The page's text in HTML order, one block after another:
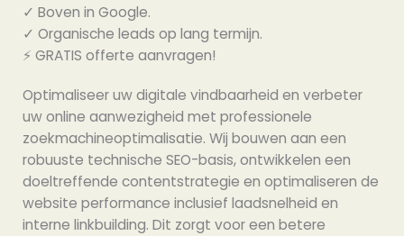
✓ Boven in Google.
✓ Organische leads op lang termijn.
⚡️ GRATIS offerte aanvragen!
Optimaliseer uw digitale vindbaarheid en verbeter
uw online aanwezigheid met professionele
zoekmachineoptimalisatie. Wij bouwen aan een
robuuste technische SEO-basis, ontwikkelen een
doeltreffende contentstrategie en optimaliseren de
website performance inclusief laadsnelheid en
interne linkbuilding. Dit zorgt voor een betere